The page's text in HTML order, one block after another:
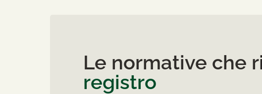
Le normative che
registro